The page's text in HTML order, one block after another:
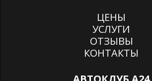
ЦЕНЫ
УСЛУГИ
ОТЗЫВЫ
КОНТАКТЫ